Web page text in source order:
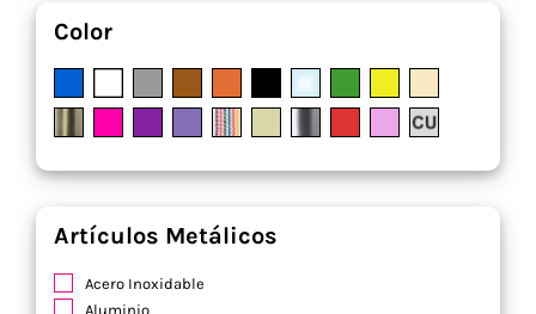
Color
Artículos Metálicos
Acero Inoxidable
Aluminio